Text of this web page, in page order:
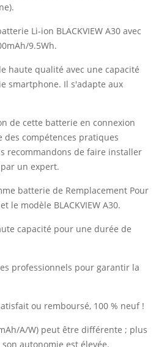
Li-ion BLACKVIEW A30 avec
9.5Wh.
haute qualité avec une capacité
smartphone. Il s'adapte aux
de cette batterie en connexion
des compétences pratiques
recommandons de faire installer
par un expert.
batterie de Remplacement Pour
le modèle BLACKVIEW A30.
capacité pour une durée de
professionnels pour garantir la
ou remboursé, 100 % neuf !
A/W) peut être différente ; plus
autonomie est élevée.